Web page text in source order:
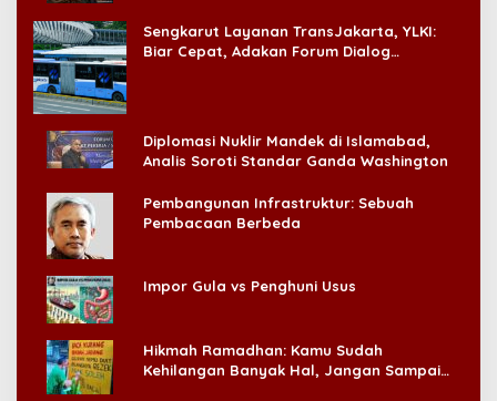
Sengkarut Layanan TransJakarta, YLKI:
Biar Cepat, Adakan Forum Dialog
Diplomasi Nuklir Mandek di Islamabad,
Analis Soroti Standar Ganda Washington
Pembangunan Infrastruktur: Sebuah
Pembacaan Berbeda
Impor Gula vs Penghuni Usus
Hikmah Ramadhan: Kamu Sudah
Kehilangan Banyak Hal, Jangan Sampai